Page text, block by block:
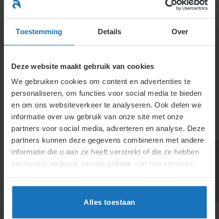
Toestemming Details Over
Deze website maakt gebruik van cookies
We gebruiken cookies om content en advertenties te
personaliseren, om functies voor social media te bieden
en om ons websiteverkeer te analyseren. Ook delen we
informatie over uw gebruik van onze site met onze
partners voor social media, adverteren en analyse. Deze
partners kunnen deze gegevens combineren met andere
informatie die u aan ze heeft verstrekt of die ze hebben
verzameld op basis van uw gebruik van hun services.
Alles toestaan
naar
inhoud
2.4.7. Langdurend
zorgverlof
is onbetaald, maar pensioenopbouw en vakantie-uren